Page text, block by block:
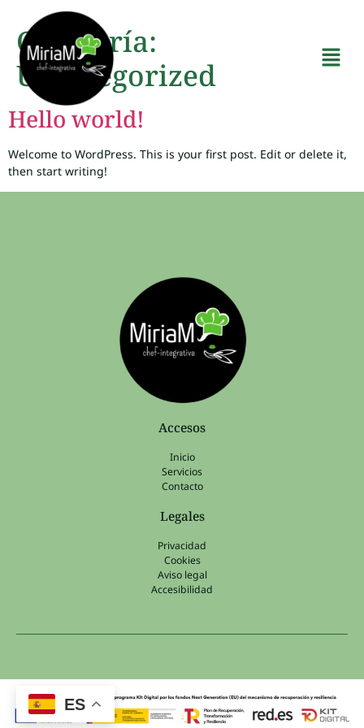
Categoría:
Uncategorized
Hello world!
Welcome to WordPress. This is your first post. Edit or delete it,
then start writing!
Accesos
Inicio
Servicios
Contacto
Legales
Privacidad
Cookies
Aviso legal
Accesibilidad
ES